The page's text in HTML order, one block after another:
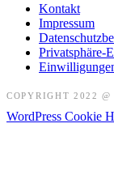
Kontakt
Impressum
Privatsphäre-
COPYRIGHT 2022
WordPress Cookie